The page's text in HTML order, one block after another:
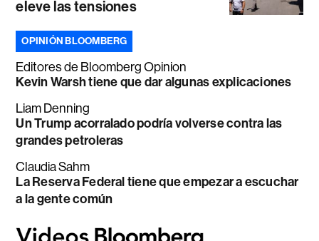
eleve las tensiones
OPINIÓN BLOOMBERG
Editores de Bloomberg Opinion
Kevin Warsh tiene que dar algunas explicaciones
Liam Denning
Un Trump acorralado podría volverse contra las
grandes petroleras
Claudia Sahm
La Reserva Federal tiene que empezar a escuchar
a la gente común